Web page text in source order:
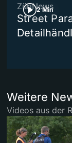
2 Min
ZüriNews
Street
Weitere
Videos aus der